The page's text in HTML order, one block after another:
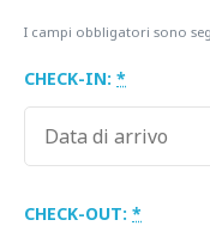
I campi obbligatori sono
CHECK-IN: *
CHECK-OUT: *